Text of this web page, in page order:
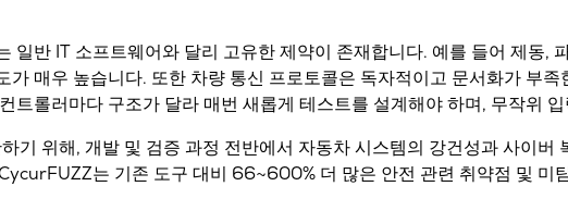
일반 IT 소프트웨어와 달리 고유한 제약이 존재합니다. 예를 들어 제동,
가 매우 높습니다. 또한 차량 통신 프로토콜은 독자적이고 문서화가 부
트롤러마다 구조가 달라 매번 새롭게 테스트를 설계해야 하며, 무작위
기 위해, 개발 및 검증 과정 전반에서 자동차 시스템의 강건성과 사이
는 기존 도구 대비 66~600% 더 많은 안전 관련 취약점 및 미